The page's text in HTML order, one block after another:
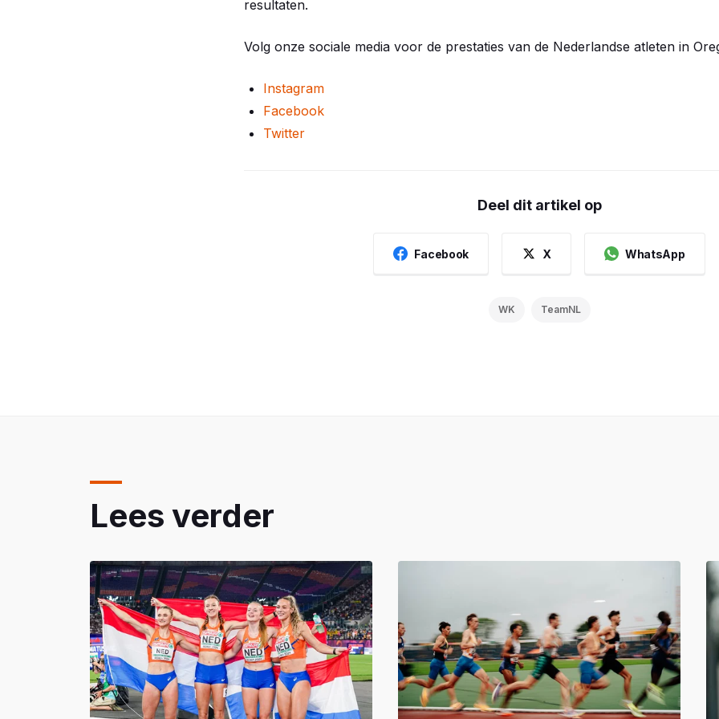
resultaten.
Volg onze sociale media voor de prestaties van de Nederlandse atleten in
Instagram
Facebook
Twitter
Deel dit artikel op
Facebook X WhatsApp
WK TeamNL
Lees verder